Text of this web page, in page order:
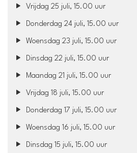
Vrijdag 25 juli, 15.00 uur
Donderdag 24 juli, 15.00 uur
Woensdag 23 juli, 15.00 uur
Dinsdag 22 juli, 15.00 uur
Maandag 21 juli, 15.00 uur
Vrijdag 18 juli, 15.00 uur
Donderdag 17 juli, 15.00 uur
Woensdag 16 juli, 15.00 uur
Dinsdag 15 juli, 15.00 uur